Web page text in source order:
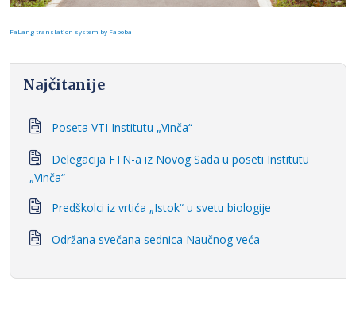
FaLang translation system by Faboba
Najčitanije
Poseta VTI Institutu „Vinča“
Delegacija FTN-a iz Novog Sada u poseti Institutu
„Vinča“
Predškolci iz vrtića „Istok“ u svetu biologije
Održana svečana sednica Naučnog veća